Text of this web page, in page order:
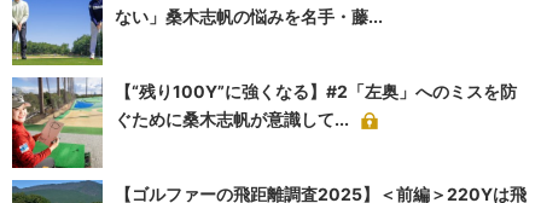
ない」桑木志帆の悩みを名手・藤...
【“残り100Y”に強くなる】#2「左奥」へのミスを防
ぐために桑木志帆が意識して...
【ゴルファーの飛距離調査2025】＜前編＞220Yは飛